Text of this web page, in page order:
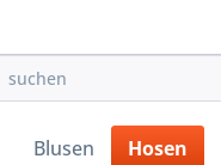
Blusen Hosen